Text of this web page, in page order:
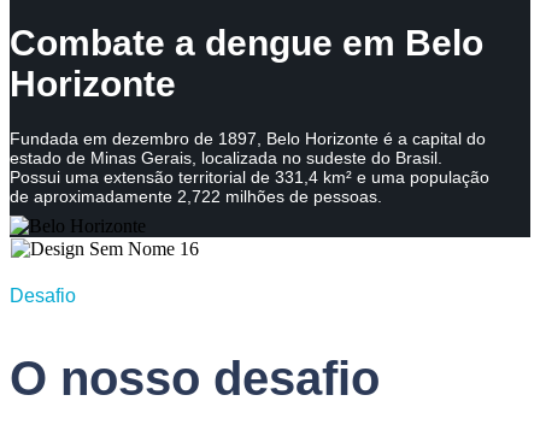
Combate a dengue em Belo
Horizonte
Fundada em dezembro de 1897, Belo Horizonte é a capital do
estado de Minas Gerais, localizada no sudeste do Brasil.
Possui uma extensão territorial de 331,4 km² e uma população
de aproximadamente 2,722 milhões de pessoas.
Desafio
O nosso desafio